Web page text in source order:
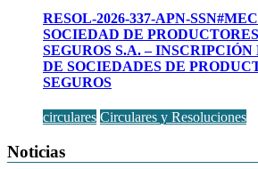
RESOL-2026-337-APN-
SOCIEDAD DE
SEGUROS S.A. –
DE SOCIEDADES DE
SEGUROS
circulares Circulares y Resoluciones
Noticias